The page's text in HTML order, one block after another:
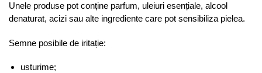
Unele produse pot conține parfum, uleiuri esențiale, alcool
denaturat, acizi sau alte ingrediente care pot sensibiliza pielea.
Semne posibile de iritație:
usturime;